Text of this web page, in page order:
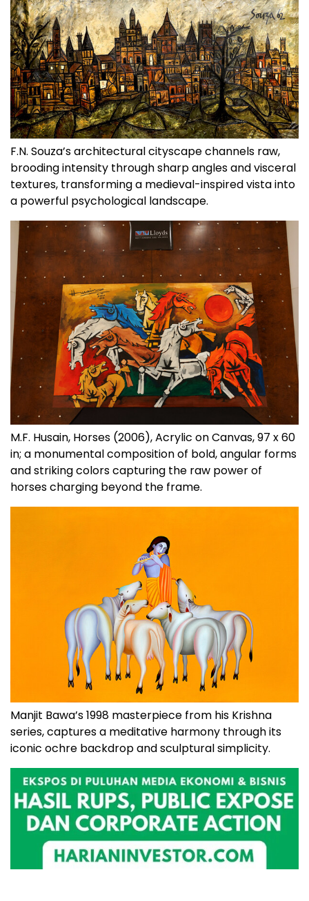
F.N. Souza’s architectural cityscape channels raw,
brooding intensity through sharp angles and visceral
textures, transforming a medieval-inspired vista into
a powerful psychological landscape.
M.F. Husain, Horses (2006), Acrylic on Canvas, 97 x 60
in; a monumental composition of bold, angular forms
and striking colors capturing the raw power of
horses charging beyond the frame.
Manjit Bawa’s 1998 masterpiece from his Krishna
series, captures a meditative harmony through its
iconic ochre backdrop and sculptural simplicity.